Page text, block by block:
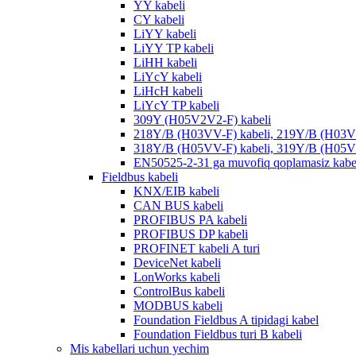
YY kabeli
CY kabeli
LiYY kabeli
LiYY TP kabeli
LiHH kabeli
LiYcY kabeli
LiHcH kabeli
LiYcY TP kabeli
309Y (H05V2V2-F) kabeli
218Y/B (H03VV-F) kabeli, 219Y/B
318Y/B (H05VV-F) kabeli, 319Y/B
EN50525-2-31 ga muvofiq qoplamasiz
Fieldbus kabeli
KNX/EIB kabeli
CAN BUS kabeli
PROFIBUS PA kabeli
PROFIBUS DP kabeli
PROFINET kabeli A turi
DeviceNet kabeli
LonWorks kabeli
ControlBus kabeli
MODBUS kabeli
Foundation Fieldbus A tipidagi kabel
Foundation Fieldbus turi B kabeli
Mis kabellari uchun yechim